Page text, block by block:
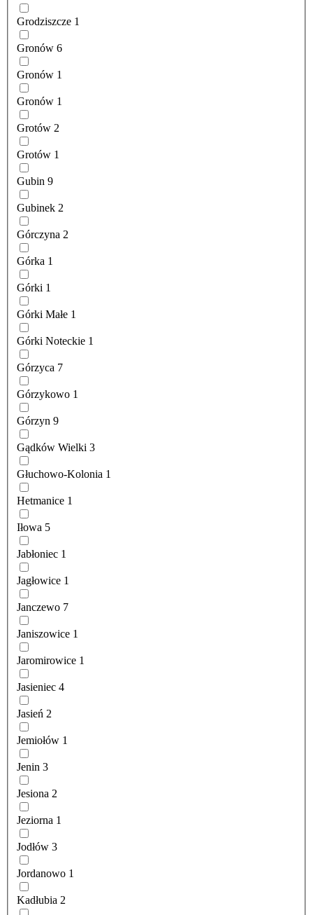
Grodziszcze 1
Gronów 6
Gronów 1
Gronów 1
Grotów 2
Grotów 1
Gubin 9
Gubinek 2
Górczyna 2
Górka 1
Górki 1
Górki Małe 1
Górki Noteckie 1
Górzyca 7
Górzykowo 1
Górzyn 9
Gądków Wielki 3
Głuchowo-Kolonia 1
Hetmanice 1
Iłowa 5
Jabłoniec 1
Jagłowice 1
Janczewo 7
Janiszowice 1
Jaromirowice 1
Jasieniec 4
Jasień 2
Jemiołów 1
Jenin 3
Jesiona 2
Jeziorna 1
Jodłów 3
Jordanowo 1
Kadłubia 2